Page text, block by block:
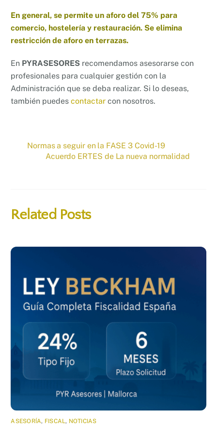
En general, se permite un aforo del 75% para
comercio, hostelería y restauración. Se elimina
restricción de aforo en terrazas.
En PYRASESORES recomendamos asesorarse con
profesionales para cualquier gestión con la
Administración que se deba realizar. Si lo deseas,
también puedescontactar con nosotros.
Normas a seguir en la FASE 3 Covid-19
Acuerdo ERTES de La nueva normalidad
Related Posts
ASESORÍA, FISCAL , NOTICIAS